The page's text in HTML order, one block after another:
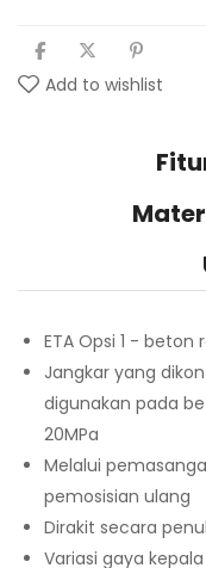
Add to wishlist
ETA Opsi 1 -
Jangkar yang
digunakan pada
20MPa
Melalui
pemosisian ulang
Dirakit secara
Variasi gaya